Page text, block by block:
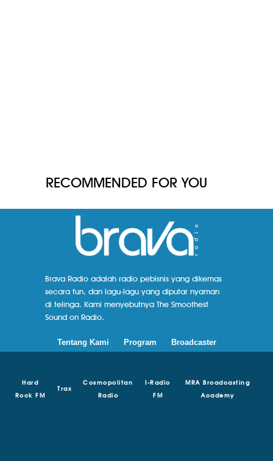
RECOMMENDED FOR YOU
Brava Radio adalah radio pebisnis yang dikemas
secara fun, dan lagu-lagu yang diputar nyaman
di telinga. Kami menyebutnya The Smoothest
Sound on Radio.
Tentang Kami Program Broadcaster
Hard
Rock FM
Trax
Cosmopolitan
Radio
I-Radio
FM
MRA Broadcasting
Academy